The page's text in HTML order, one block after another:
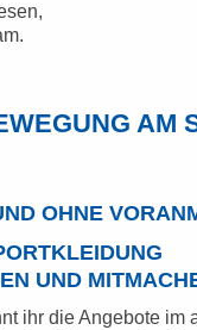
AM
OHNE
UND
ihr die Angebote im